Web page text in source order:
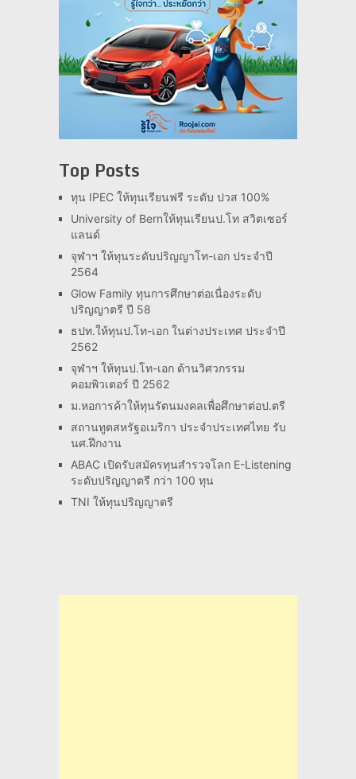
Top Posts
ทุน IPEC ให้ทุนเรียนฟรี ระดับ ปวส 100%
University of Bernให้ทุนเรียนป.โท สวิตเซอร์
แลนด์
จุฬาฯ ให้ทุนระดับปริญญาโท-เอก ประจำปี
2564
Glow Family ทุนการศึกษาต่อเนื่องระดับ
ปริญญาตรี ปี 58
ธปท.ให้ทุนป.โท-เอก ในต่างประเทศ ประจำปี
2562
จุฬาฯ ให้ทุนป.โท-เอก ด้านวิศวกรรม
คอมพิวเตอร์ ปี 2562
ม.หอการค้าให้ทุนรัตนมงคลเพื่อศึกษาต่อป.ตรี
สถานทูตสหรัฐอเมริกา ประจำประเทศไทย รับ
นศ.ฝึกงาน
ABAC เปิดรับสมัครทุนสำรวจโลก E-Listening
ระดับปริญญาตรี กว่า 100 ทุน
TNI ให้ทุนปริญญาตรี